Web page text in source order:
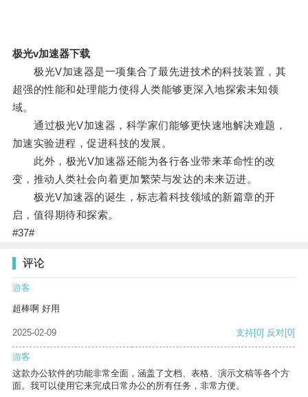
极光v加速器下载
极光V加速器是一项集合了最先进技术的科技装置，其
超强的性能和处理能力使得人类能够更深入地探索未知领
域。
通过极光V加速器，科学家们能够更快速地解决难题，
加速实验进程，促进科技的发展。
此外，极光V加速器还能为各行各业带来革命性的改
变，推动人类社会向着更加繁荣与发达的未来迈进。
极光V加速器的诞生，标志着科技领域的新篇章的开
启，值得期待和探索。
#37#
评论
游客
超棒啊 好用
2025-02-09 支持[0] 反对[0]
游客
这款办公软件的功能非常全面，涵盖了文档、表格、演示文稿等各个方
面。我可以使用它来完成日常办公的所有任务，非常方便。